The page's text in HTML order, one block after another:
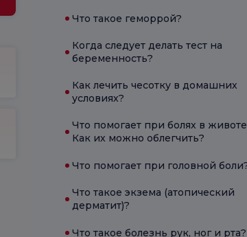
Что такое геморрой?
Когда следует делать тест на
беременность?
Как лечить чесотку в домашних
условиях?
Что помогает при болях в
Как их можно облегчить?
Что помогает при головной
Что такое экзема (атопический
дерматит)?
Что такое болезнь рук, ног и рта?